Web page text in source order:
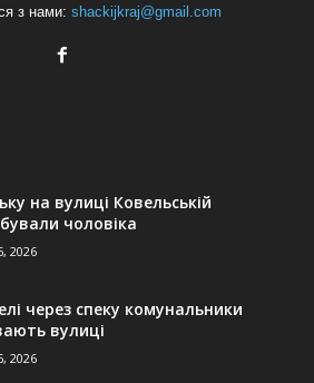
з нами: shackijkraj@gmail.com
на вулиці Ковельській
чоловіка
2026
через спеку комунальники
вулиці
2026